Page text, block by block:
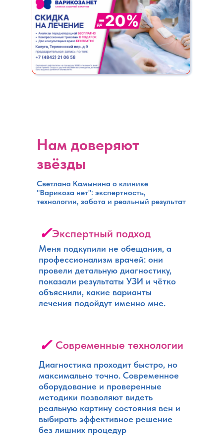
✓ Современные технологии
Диагностика проходит быстро, но
максимально точно. Современное
оборудование и проверенные
методики позволяют видеть
реальную картину состояния вен и
выбирать эффективное решение
без лишних процедур
✓Экспертный подход
Меня подкупили не обещания, а
профессионализм врачей: они
провели детальную диагностику,
показали результаты УЗИ и чётко
объяснили, какие варианты
лечения подойдут именно мне.
Нам доверяют
звёзды
Светлана Камынина о клинике
"Варикоза нет": экспертность,
технологии, забота и реальный результат